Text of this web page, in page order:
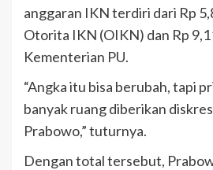
anggaran IKN terdiri dari Rp
Otorita IKN (OIKN) dan Rp
Kementerian PU.
“Angka itu bisa berubah, tapi
banyak ruang diberikan
Prabowo,” tuturnya.
Dengan total tersebut,